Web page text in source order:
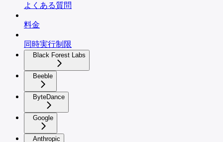
よくある質問
料金
同時実行制限
Black Forest Labs
Beeble
ByteDance
Google
Anthropic